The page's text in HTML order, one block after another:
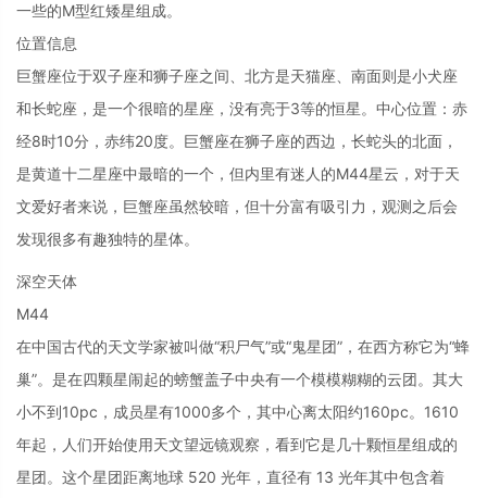
一些的M型红矮星组成。
位置信息
巨蟹座位于双子座和狮子座之间、北方是天猫座、南面则是小犬座
和长蛇座，是一个很暗的星座，没有亮于3等的恒星。中心位置：赤
经8时10分，赤纬20度。巨蟹座在狮子座的西边，长蛇头的北面，
是黄道十二星座中最暗的一个，但内里有迷人的M44星云，对于天
文爱好者来说，巨蟹座虽然较暗，但十分富有吸引力，观测之后会
发现很多有趣独特的星体。
深空天体
M44
在中国古代的天文学家被叫做“积尸气”或“鬼星团”，在西方称它为“蜂
巢”。是在四颗星闹起的螃蟹盖子中央有一个模模糊糊的云团。其大
小不到10pc，成员星有1000多个，其中心离太阳约160pc。1610
年起，人们开始使用天文望远镜观察，看到它是几十颗恒星组成的
星团。这个星团距离地球 520 光年，直径有 13 光年其中包含着